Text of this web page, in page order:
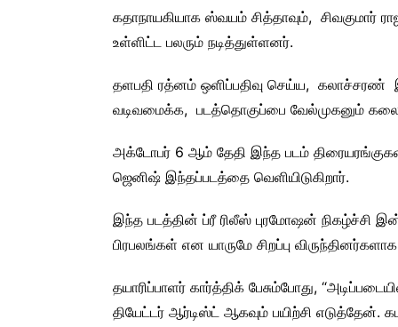
கதாநாயகியாக ஸ்வயம் சித்தாவும், சிவகுமார்
உள்ளிட்ட பலரும் நடித்துள்ளனர்.
தளபதி ரத்னம் ஒளிப்பதிவு செய்ய,
வடிவமைக்க, படத்தொகுப்பை வேல்முகனும் கலை
அக்டோபர் 6 ஆம் தேதி இந்த படம்
ஜெனிஷ் இந்தப்படத்தை வெளியிடுகிறார்.
இந்த படத்தின் ப்ரீ ரிலீஸ் புரமோஷன் நிகழ்ச்சி
பிரபலங்கள் என யாருமே சிறப்பு
தயாரிப்பாளர் கார்த்திக் பேசும்போது,
தியேட்டர் ஆர்டிஸ்ட் ஆகவும் பயிற்சி